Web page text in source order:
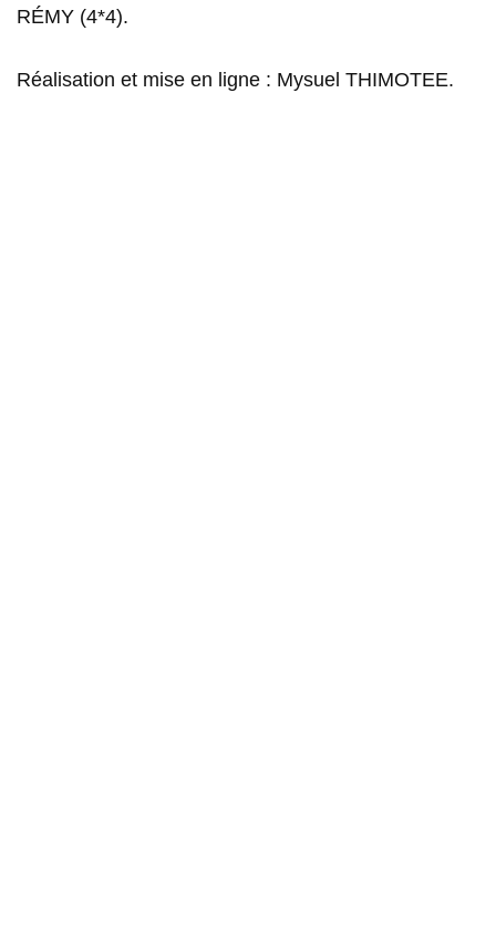
RÉMY (4*4).
Réalisation et mise en ligne : Mysuel THIMOTEE.